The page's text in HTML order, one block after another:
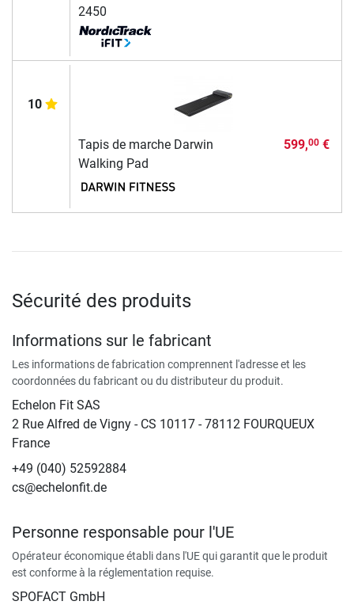
2450
10
Tapis de marche Darwin
Walking Pad
599,00€
Sécurité des produits
Informations sur le fabricant
Les informations de fabrication comprennent l'adresse et les
coordonnées du fabricant ou du distributeur du produit.
Echelon Fit SAS
2 Rue Alfred de Vigny - CS 10117 - 78112 FOURQUEUX
France
+49 (040) 52592884
cs@echelonfit.de
Personne responsable pour l'UE
Opérateur économique établi dans l'UE qui garantit que le produit
est conforme à la réglementation requise.
SPOFACT GmbH